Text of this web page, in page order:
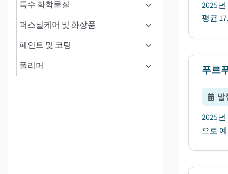
특수 화학물질
퍼스널케어 및 화장품
페인트 및 코팅
폴리머
2025
평균
푸르
발
2025
으로